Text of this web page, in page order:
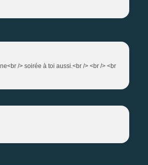
/> soirée à toi aussi.<br /> <br /> <br